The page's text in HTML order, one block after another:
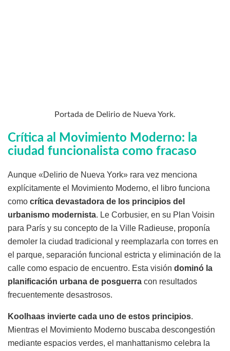
Portada de Delirio de Nueva York.
Crítica al Movimiento Moderno: la
ciudad funcionalista como fracaso
Aunque «Delirio de Nueva York» rara vez menciona
explícitamente el Movimiento Moderno, el libro funciona
como crítica devastadora de los principios del
urbanismo modernista. Le Corbusier, en su Plan Voisin
para París y su concepto de la Ville Radieuse, proponía
demoler la ciudad tradicional y reemplazarla con torres en
el parque, separación funcional estricta y eliminación de la
calle como espacio de encuentro. Esta visión dominó la
planificación urbana de posguerra con resultados
frecuentemente desastrosos.
Koolhaas invierte cada uno de estos principios.
Mientras el Movimiento Moderno buscaba descongestión
mediante espacios verdes, el manhattanismo celebra la